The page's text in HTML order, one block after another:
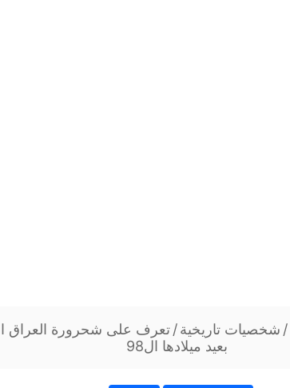
/ شخصيات تاريخية/تعرف على شحرورة العراق
بعيد ميلادها ال98